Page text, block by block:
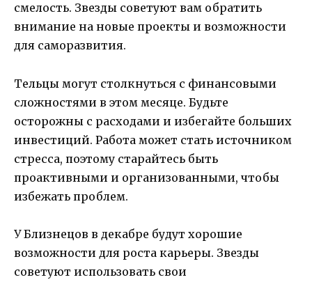
смелость. Звезды советуют вам обратить
внимание на новые проекты и возможности
для саморазвития.
Тельцы могут столкнуться с финансовыми
сложностями в этом месяце. Будьте
осторожны с расходами и избегайте больших
инвестиций. Работа может стать источником
стресса, поэтому старайтесь быть
проактивными и организованными, чтобы
избежать проблем.
У Близнецов в декабре будут хорошие
возможности для роста карьеры. Звезды
советуют использовать свои